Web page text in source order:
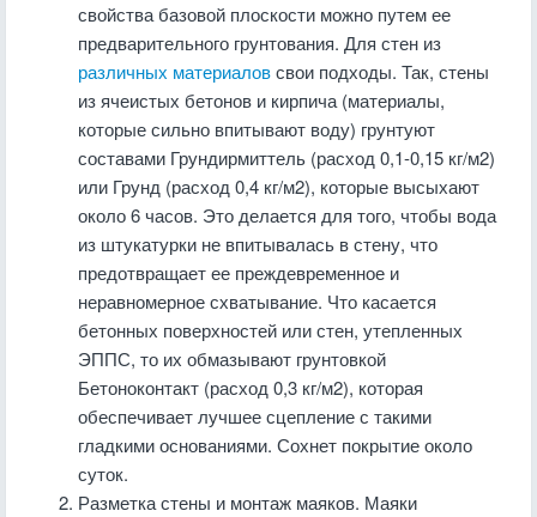
свойства базовой плоскости можно путем ее
предварительного грунтования. Для стен из
различных материаловсвои подходы. Так, стены
из ячеистых бетонов и кирпича (материалы,
которые сильно впитывают воду) грунтуют
составами Грундирмиттель (расход 0,1-0,15 кг/м2)
или Грунд (расход 0,4 кг/м2), которые высыхают
около 6 часов. Это делается для того, чтобы вода
из штукатурки не впитывалась в стену, что
предотвращает ее преждевременное и
неравномерное схватывание. Что касается
бетонных поверхностей или стен, утепленных
ЭППС, то их обмазывают грунтовкой
Бетоноконтакт (расход 0,3 кг/м2), которая
обеспечивает лучшее сцепление с такими
гладкими основаниями. Сохнет покрытие около
суток.
Разметка стены и монтаж маяков. Маяки